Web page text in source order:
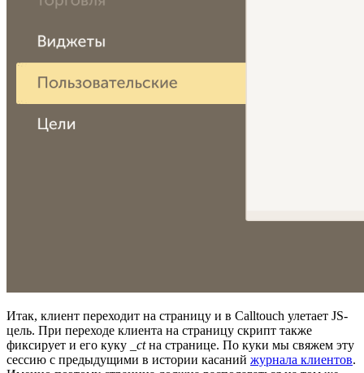
Итак, клиент переходит на страницу и в Calltouch улетает JS-
цель. При переходе клиента на страницу скрипт также
фиксирует и его куку
_ctна странице. По куки мы свяжем эту
сессию с предыдущими в истории касаний журнала клиентов.